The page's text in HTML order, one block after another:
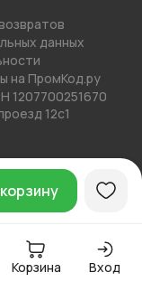
данных
на ПромКод.ру
1207700251670
12с1
Корзина Вход